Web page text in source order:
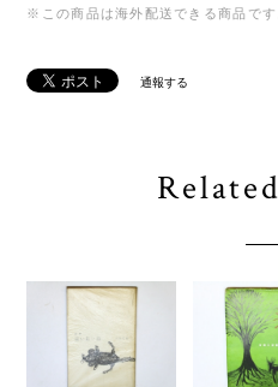
※この商品は海外配送できる商品です
通報する